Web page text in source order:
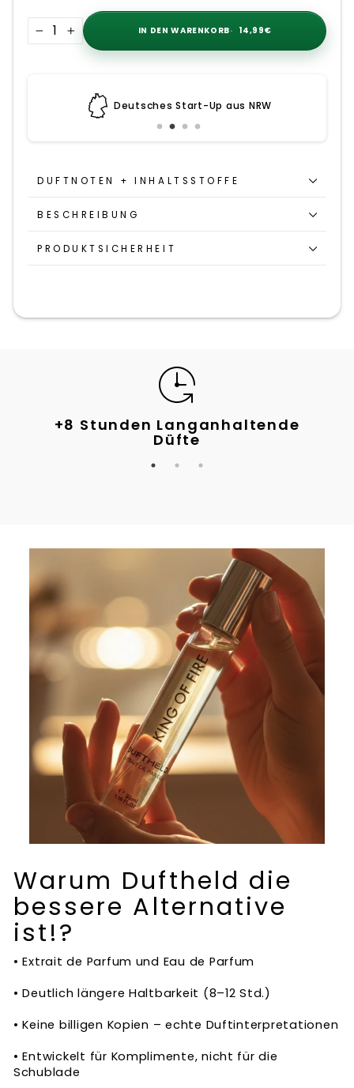
− +
IN DEN WARENKORB 14,99€
Deutsches Start-Up aus NRW
DUFTNOTEN + INHALTSSTOFFE
BESCHREIBUNG
PRODUKTSICHERHEIT
+8 Stunden Langanhaltende
Düfte
Warum Duftheld die
bessere Alternative
ist!?
• Extrait de Parfum und Eau de Parfum
• Deutlich längere Haltbarkeit (8–12 Std.)
• Keine billigen Kopien – echte Duftinterpretationen
• Entwickelt für Komplimente, nicht für die
Schublade